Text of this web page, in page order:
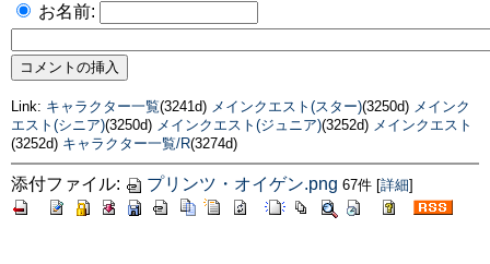
お名前:
Link: キャラクター一覧(3241d) メインクエスト(スター)(3250d) メインク
エスト(シニア)(3250d) メインクエスト(ジュニア)(3252d) メインクエスト
(3252d) キャラクター一覧/R(3274d)
添付ファイル: プリンツ・オイゲン.png 67件 [詳細]